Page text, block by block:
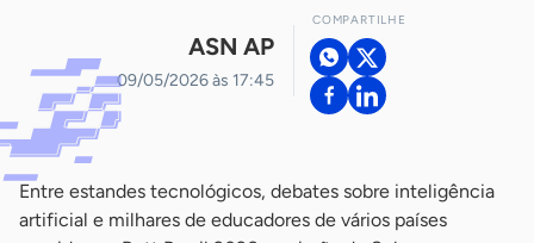
ASN AP
09/05/2026 às 17:45
COMPARTILHE
Entre estandes tecnológicos, debates sobre inteligência
artificial e milhares de educadores de vários países